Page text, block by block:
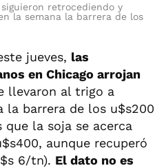
retrocediendo y
la semana la barrera de los
jueves, las
en Chicago arrojan
llevaron al trigo a
la barrera de los u$s200
la soja se acerca
aunque recuperó
6/tn). El dato no es